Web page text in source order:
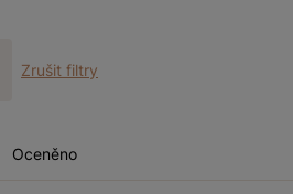
Zrušit filtry
Oceněno